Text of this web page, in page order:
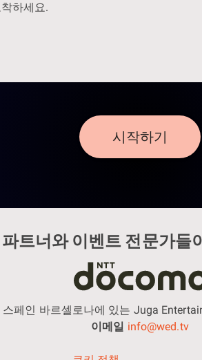
하세요.
시작하기
파트너와 이벤트 전문가들
스페인 바르셀로나에 있는 Juga
이메일 info@wed.tv